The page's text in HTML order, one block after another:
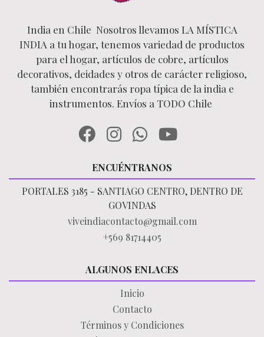
India en Chile Nosotros llevamos LA MÍSTICA
INDIA a tu hogar, tenemos variedad de productos
para el hogar, artículos de cobre, artículos
decorativos, deidades y otros de carácter religioso,
también encontrarás ropa típica de la india e
instrumentos. Envíos a TODO Chile
ENCUÉNTRANOS
PORTALES 3185 - SANTIAGO CENTRO, DENTRO DE
GOVINDAS
viveindiacontacto@gmail.com
+569 81714405
ALGUNOS ENLACES
Inicio
Contacto
Términos y Condiciones